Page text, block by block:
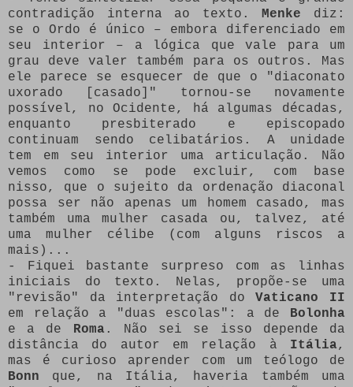
contradição interna ao texto.Menke diz:
se o Ordo é único – embora diferenciado em
seu interior – a lógica que vale para um
grau deve valer também para os outros. Mas
ele parece se esquecer de que o "diaconato
uxorado [casado]" tornou-se novamente
possível, no Ocidente, há algumas décadas,
enquanto presbiterado e episcopado
continuam sendo celibatários. A unidade
tem em seu interior uma articulação. Não
vemos como se pode excluir, com base
nisso, que o sujeito da ordenação diaconal
possa ser não apenas um homem casado, mas
também uma mulher casada ou, talvez, até
uma mulher célibe (com alguns riscos a
mais)...
- Fiquei bastante surpreso com as linhas
iniciais do texto. Nelas, propõe-se uma
"revisão" da interpretação doVaticano II
em relação a "duas escolas": a de Bolonha
e a de Roma . Não sei se isso depende da
distância do autor em relação à Itália,
mas é curioso aprender com um teólogo de
Bonn que, na Itália, haveria também uma